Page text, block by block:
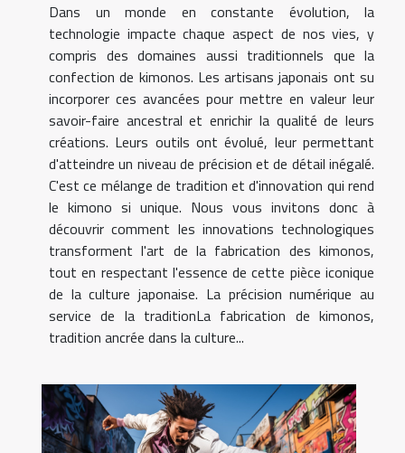
Dans un monde en constante évolution, la
technologie impacte chaque aspect de nos vies, y
compris des domaines aussi traditionnels que la
confection de kimonos. Les artisans japonais ont su
incorporer ces avancées pour mettre en valeur leur
savoir-faire ancestral et enrichir la qualité de leurs
créations. Leurs outils ont évolué, leur permettant
d'atteindre un niveau de précision et de détail inégalé.
C'est ce mélange de tradition et d'innovation qui rend
le kimono si unique. Nous vous invitons donc à
découvrir comment les innovations technologiques
transforment l'art de la fabrication des kimonos,
tout en respectant l'essence de cette pièce iconique
de la culture japonaise. La précision numérique au
service de la traditionLa fabrication de kimonos,
tradition ancrée dans la culture...